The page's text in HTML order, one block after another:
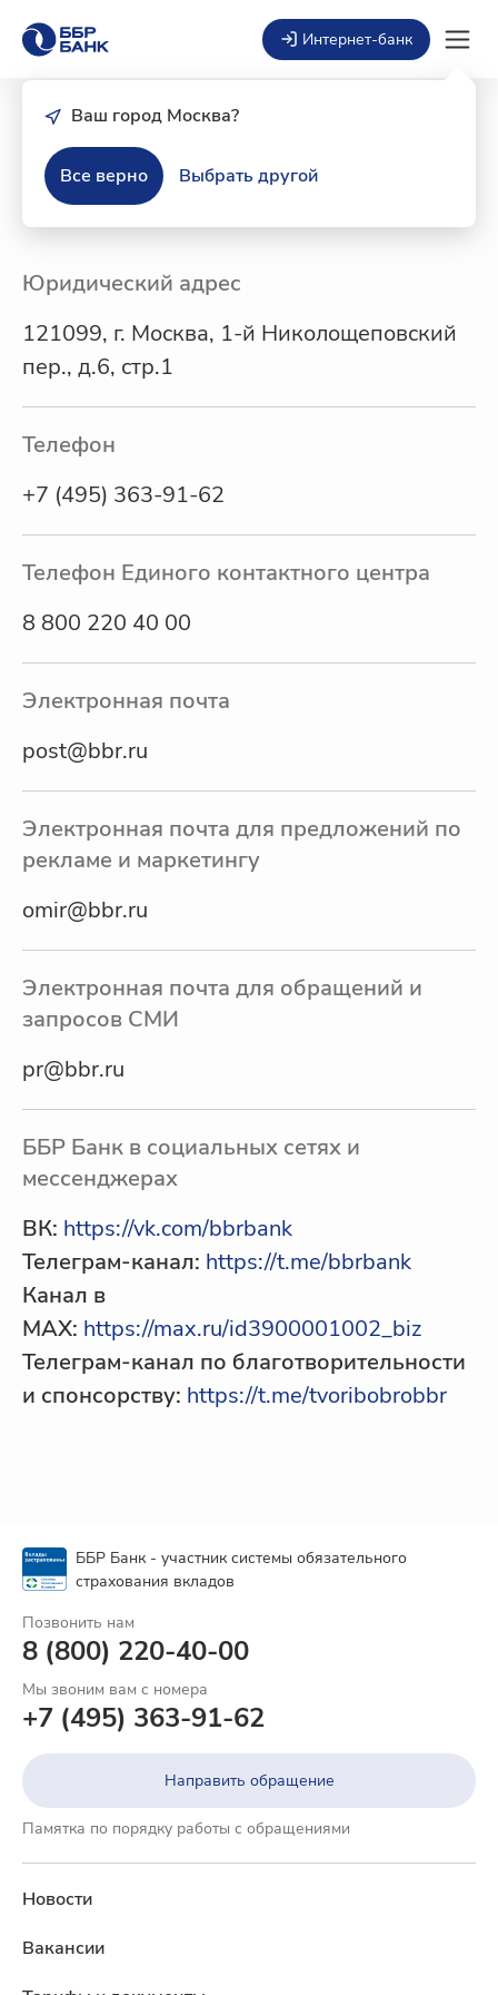
Интернет-банк
Ваш город Москва?
Все верно Выбрать другой
Контакты
Юридический адрес
121099, г. Москва, 1-й Николощеповский
пер., д.6, стр.1
Телефон
+7 (495) 363-91-62
Телефон Единого контактного центра
8 800 220 40 00
Электронная почта
post@bbr.ru
Электронная почта для предложений по
рекламе и маркетингу
omir@bbr.ru
Электронная почта для обращений и
запросов СМИ
pr@bbr.ru
ББР Банк в социальных сетях и
мессенджерах
ВК: https://vk.com/bbrbank
Телеграм-канал: https://t.me/bbrbank
Канал в
МАХ: https://max.ru/id3900001002_biz
Телеграм-канал по благотворительности
и спонсорству: https://t.me/tvoribobrobbr
ББР Банк - участник системы обязательного
страхования вкладов
Направить обращение
Памятка по порядку работы с обращениями
Позвонить нам
8 (800) 220-40-00
Мы звоним вам с номера
+7 (495) 363-91-62
Новости
Вакансии